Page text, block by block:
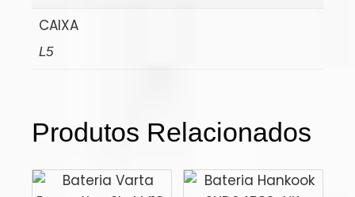
CAIXA
L5
Produtos Relacionados